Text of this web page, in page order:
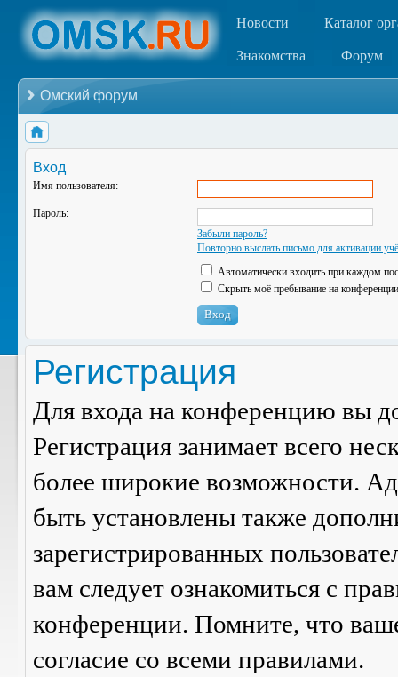
Новости Каталог
Знакомства Форум
Омский форум
Вход
Имя пользователя:
Пароль:
Забыли пароль?
Повторно выслать письмо для активации
Автоматически входить при каждом
Скрыть моё пребывание на
Регистрация
Для входа на конференцию вы
Регистрация занимает всего
более широкие возможности.
быть установлены также
зарегистрированных
вам следует ознакомиться с
конференции. Помните, что
согласие со всеми правилами.